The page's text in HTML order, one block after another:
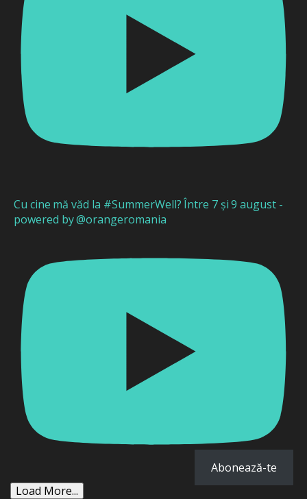
Cu cine mă văd la #SummerWell? Între 7 și 9 august -
powered by @orangeromania
Load More...
Abonează-te